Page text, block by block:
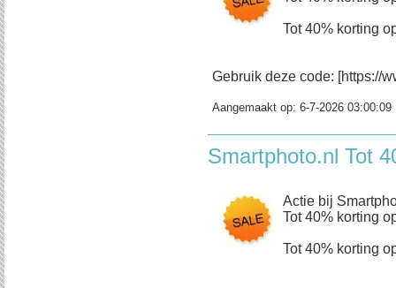
Tot 40% korting
Gebruik deze code: [https://
Aangemaakt op: 6-7-2026 03:00:09
Smartphoto.nl Tot
Actie bij
Tot 40% korting
Tot 40% korting